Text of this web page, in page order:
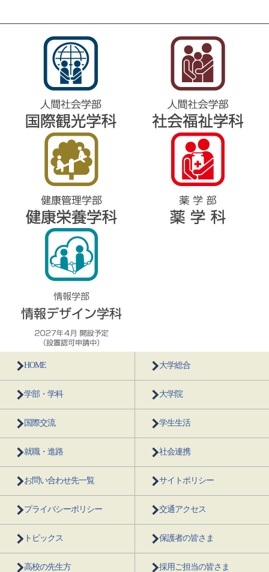
HOME 大学総合
学部・学科 大学院
国際交流 学生生活
就職・進路 社会連携
お問い合わせ先一覧 サイトポリシー
プライバシーポリシー 交通アクセス
トピックス 保護者の皆さま
高校の先生方 採用ご担当の皆さま